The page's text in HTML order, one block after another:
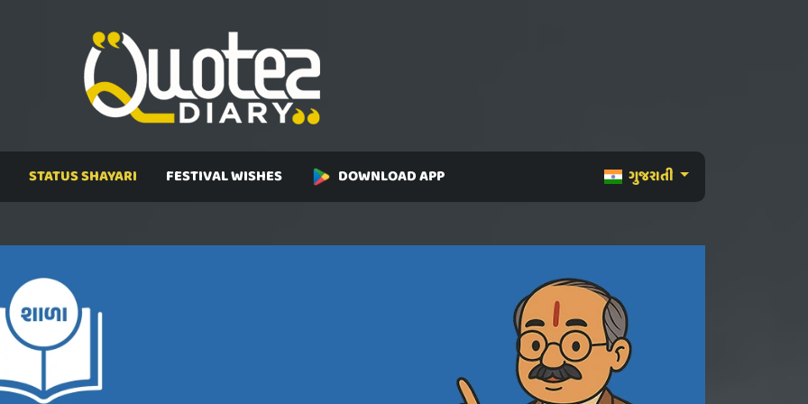
ગુજરાતી
STATUS SHAYARI FESTIVAL WISHES DOWNLOAD APP